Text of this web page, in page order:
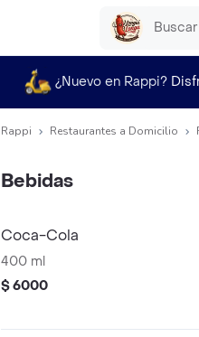
¿Nuevo en Rappi?
Rappi Restaurantes a Domicilio
Bebidas
Coca-Cola
400 ml
$ 6000